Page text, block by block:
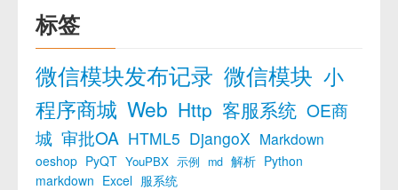
标签
微信模块发布记录 微信模块 小
程序商城 Web Http 客服系统 OE商
城 审批OA HTML5 DjangoX Markdown
oeshop PyQT YouPBX 示例 md 解析 Python
markdown Excel 服系统